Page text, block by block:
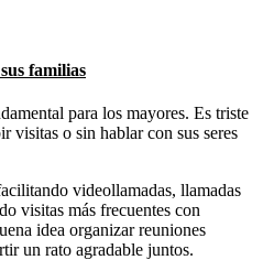
familias
para los mayores. Es triste
visitas o sin hablar con sus seres
videollamadas, llamadas
visitas más frecuentes con
idea organizar reuniones
un rato agradable juntos.